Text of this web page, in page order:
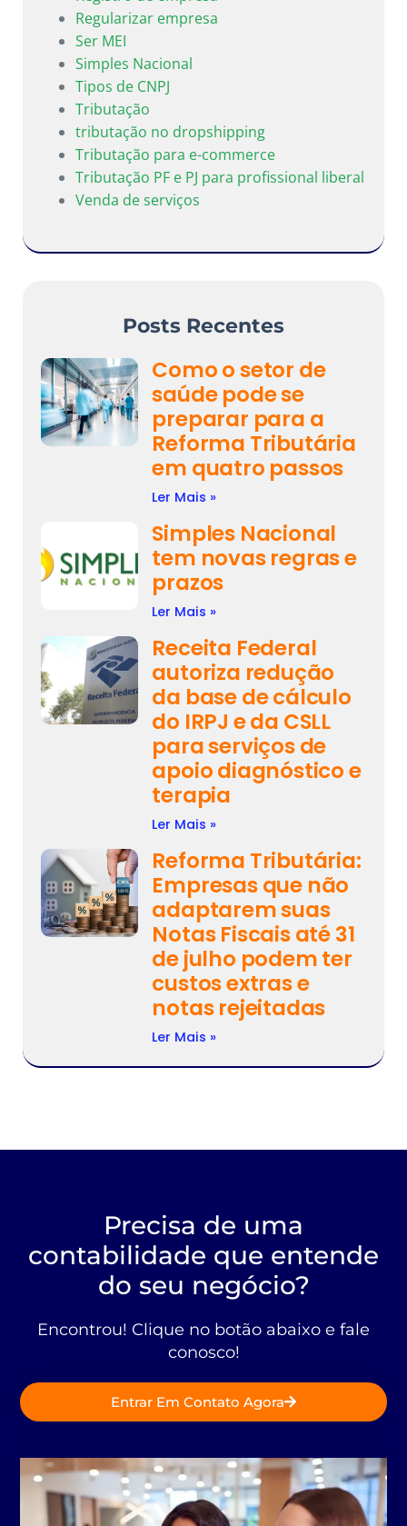
Regularizar empresa
Ser MEI
Simples Nacional
Tipos de CNPJ
Tributação
tributação no dropshipping
Tributação para e-commerce
Tributação PF e PJ para profissional liberal
Venda de serviços
Posts Recentes
Como o setor de
saúde pode se
preparar para a
Reforma Tributária
em quatro passos
Ler Mais »
Simples Nacional
tem novas regras e
prazos
Ler Mais »
Receita Federal
autoriza redução
da base de cálculo
do IRPJ e da CSLL
para serviços de
apoio diagnóstico e
terapia
Ler Mais »
Reforma Tributária:
Empresas que não
adaptarem suas
Notas Fiscais até 31
de julho podem ter
custos extras e
notas rejeitadas
Ler Mais »
Precisa de uma
contabilidade que entende
do seu negócio?
Encontrou! Clique no botão abaixo e fale
conosco!
Entrar Em Contato Agora